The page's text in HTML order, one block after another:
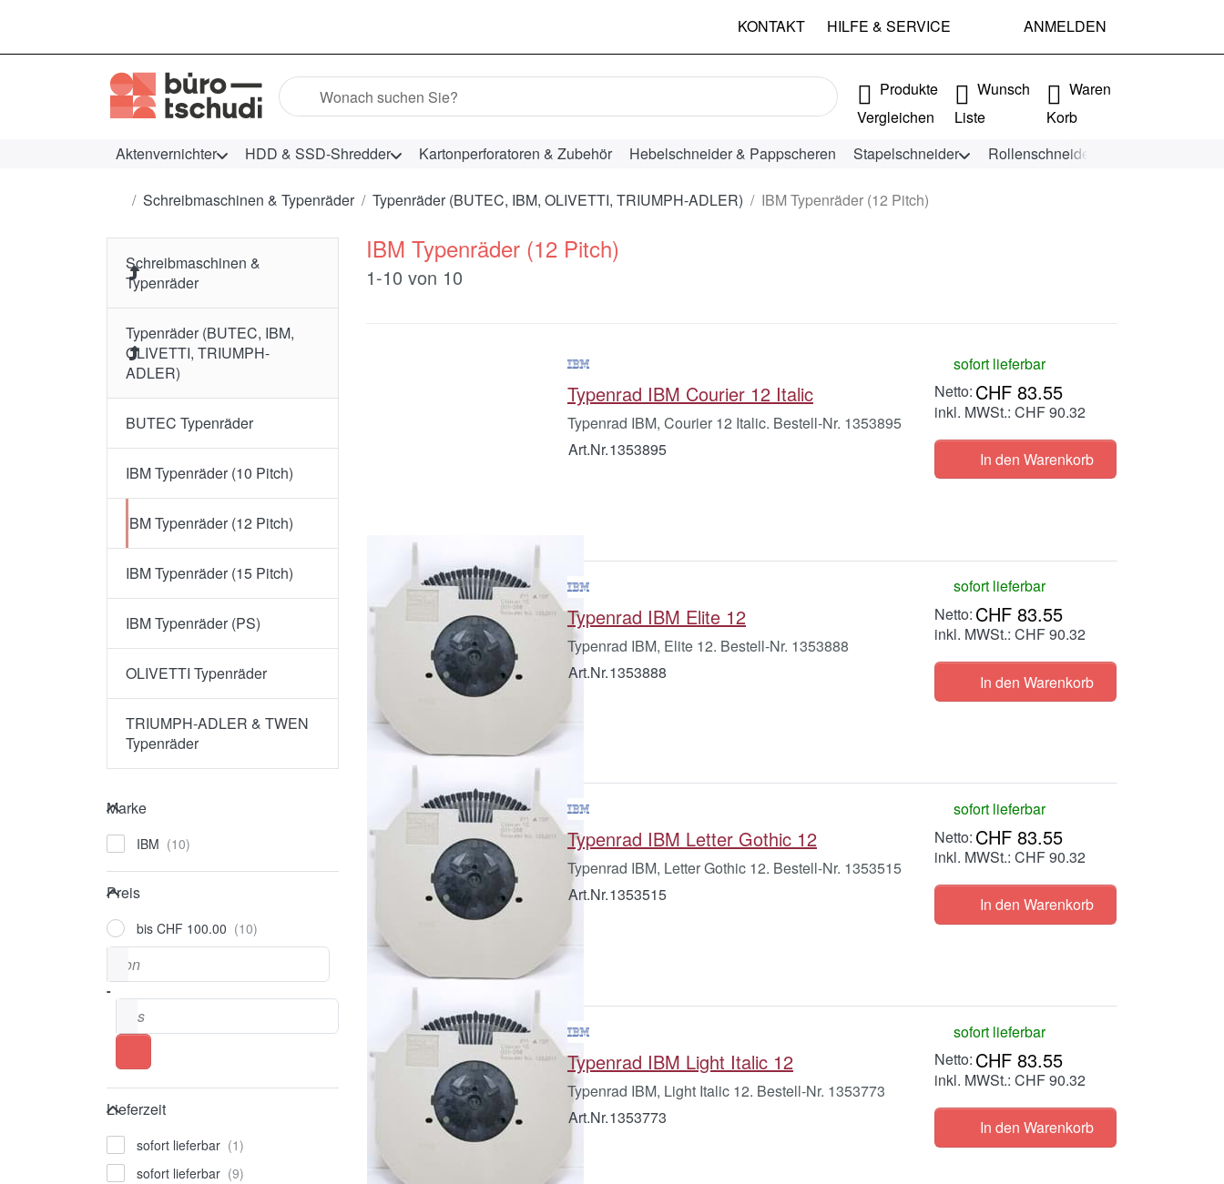
KONTAKT HILFE & SERVICE ANMELDEN
Geben Sie einen Suchbegriff ein. Während Sie tippen, erscheinen automatisch erste Ergebnisse. Drücken Sie die Eingabetaste, um alle
Produkte
Vergleichen
Wunsch
Liste
Waren
Korb
Aktenvernichter
HDD & SSD-Shredder Kartonperforatoren & Zubehör Hebelschneider & Pappscheren Stapelschneider Rollenschneider
Startseite
Schreibmaschinen & Typenräder Typenräder (BUTEC, IBM, OLIVETTI, TRIUMPH-ADLER) IBM Typenräder (12 Pitch)
Schreibmaschinen &
Typenräder
Typenräder (BUTEC, IBM,
OLIVETTI, TRIUMPH-
ADLER)
BUTEC Typenräder
IBM Typenräder (10 Pitch)
IBM Typenräder (12 Pitch)
IBM Typenräder (15 Pitch)
IBM Typenräder (PS)
OLIVETTI Typenräder
TRIUMPH-ADLER & TWEN
Typenräder
Marke
Marke
IBM
Preis
Preis
bis CHF 100.00
Preisspanne
von
-
bis
Lieferzeit
Lieferzeit
sofort lieferbar
sofort lieferbar
IBM Typenräder (12 Pitch)
Suchergebnisse:
1-10 von 10
Typenrad IBM Courier 12 Italic
Typenrad IBM, Courier 12 Italic. Bestell-Nr. 1353895
Art.Nr.1353895
sofort lieferbar
CHF 83.55
inkl. MWSt.: CHF 90.32
In den Warenkorb
Typenrad IBM Elite 12
Typenrad IBM, Elite 12. Bestell-Nr. 1353888
Art.Nr.1353888
sofort lieferbar
CHF 83.55
inkl. MWSt.: CHF 90.32
In den Warenkorb
Typenrad IBM Letter Gothic 12
Typenrad IBM, Letter Gothic 12. Bestell-Nr. 1353515
Art.Nr.1353515
sofort lieferbar
CHF 83.55
inkl. MWSt.: CHF 90.32
In den Warenkorb
Typenrad IBM Light Italic 12
Typenrad IBM, Light Italic 12. Bestell-Nr. 1353773
Art.Nr.1353773
sofort lieferbar
CHF 83.55
inkl. MWSt.: CHF 90.32
In den Warenkorb